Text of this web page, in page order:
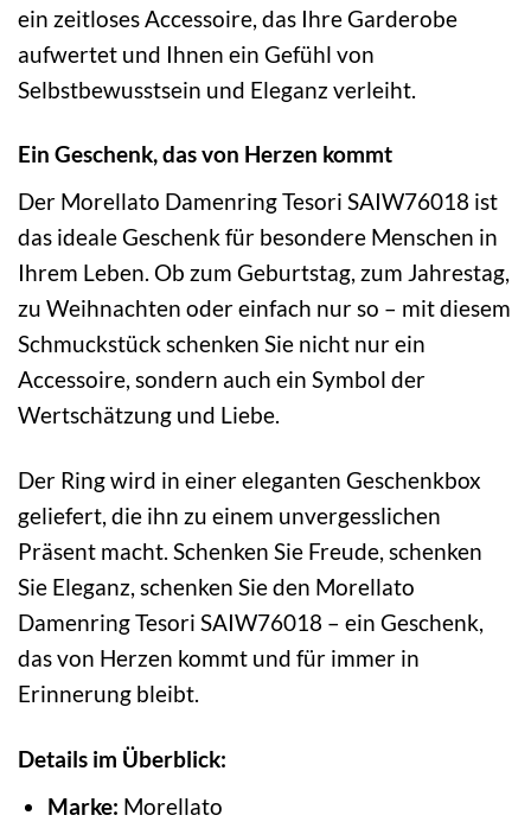
ein zeitloses Accessoire, das Ihre Garderobe
aufwertet und Ihnen ein Gefühl von
Selbstbewusstsein und Eleganz verleiht.
Ein Geschenk, das von Herzen kommt
Der Morellato Damenring Tesori SAIW76018 ist
das ideale Geschenk für besondere Menschen in
Ihrem Leben. Ob zum Geburtstag, zum Jahrestag,
zu Weihnachten oder einfach nur so – mit diesem
Schmuckstück schenken Sie nicht nur ein
Accessoire, sondern auch ein Symbol der
Wertschätzung und Liebe.
Der Ring wird in einer eleganten Geschenkbox
geliefert, die ihn zu einem unvergesslichen
Präsent macht. Schenken Sie Freude, schenken
Sie Eleganz, schenken Sie den Morellato
Damenring Tesori SAIW76018 – ein Geschenk,
das von Herzen kommt und für immer in
Erinnerung bleibt.
Details im Überblick:
Marke: Morellato